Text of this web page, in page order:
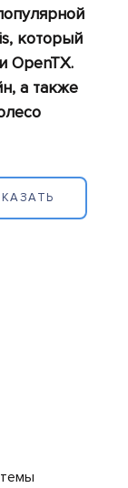
который
OpenTX.
а также